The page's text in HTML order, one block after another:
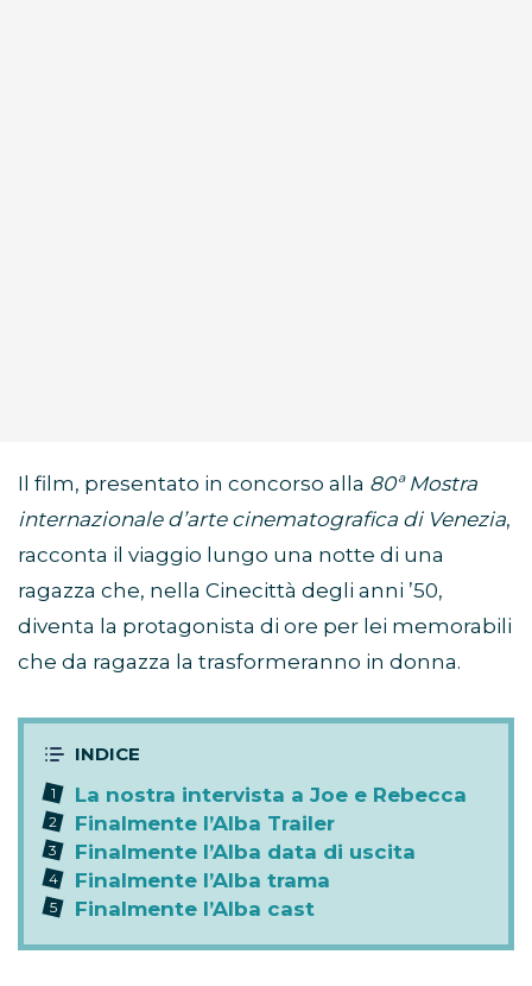
Il film, presentato in concorso alla 80ª Mostra
internazionale d’arte cinematografica di Venezia,
racconta il viaggio lungo una notte di una
ragazza che, nella Cinecittà degli anni ’50,
diventa la protagonista di ore per lei memorabili
che da ragazza la trasformeranno in donna.
La nostra intervista a Joe e Rebecca
Finalmente l’Alba Trailer
Finalmente l’Alba data di uscita
Finalmente l’Alba trama
Finalmente l’Alba cast